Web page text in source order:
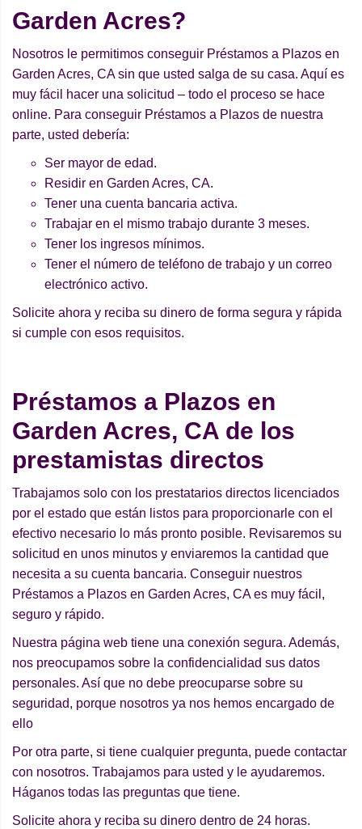
Garden Acres?
Nosotros le permitimos conseguir Préstamos a Plazos en
Garden Acres, CA sin que usted salga de su casa. Aquí es
muy fácil hacer una solicitud – todo el proceso se hace
online. Para conseguir Préstamos a Plazos de nuestra
parte, usted debería:
Ser mayor de edad.
Residir en Garden Acres, CA.
Tener una cuenta bancaria activa.
Trabajar en el mismo trabajo durante 3 meses.
Tener los ingresos mínimos.
Tener el número de teléfono de trabajo y un correo
electrónico activo.
Solicite ahora y reciba su dinero de forma segura y rápida
si cumple con esos requisitos.
Préstamos a Plazos en
Garden Acres, CA de los
prestamistas directos
Trabajamos solo con los prestatarios directos licenciados
por el estado que están listos para proporcionarle con el
efectivo necesario lo más pronto posible. Revisaremos su
solicitud en unos minutos y enviaremos la cantidad que
necesita a su cuenta bancaria. Conseguir nuestros
Préstamos a Plazos en Garden Acres, CA es muy fácil,
seguro y rápido.
Nuestra página web tiene una conexión segura. Además,
nos preocupamos sobre la confidencialidad sus datos
personales. Así que no debe preocuparse sobre su
seguridad, porque nosotros ya nos hemos encargado de
ello
Por otra parte, si tiene cualquier pregunta, puede contactar
con nosotros. Trabajamos para usted y le ayudaremos.
Háganos todas las preguntas que tiene.
Solicite ahora y reciba su dinero dentro de 24 horas.